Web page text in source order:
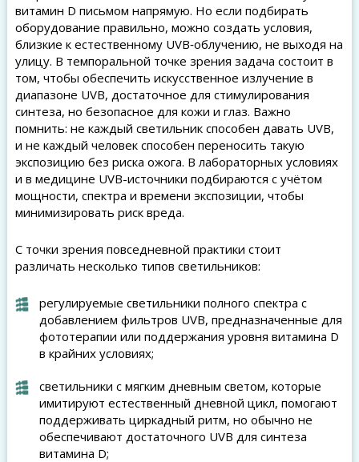
витамин D письмом напрямую. Но если подбирать
оборудование правильно, можно создать условия,
близкие к естественному UVB‑облучению, не выходя на
улицу. В темпоральной точке зрения задача состоит в
том, чтобы обеспечить искусственное излучение в
диапазоне UVB, достаточное для стимулирования
синтеза, но безопасное для кожи и глаз. Важно
помнить: не каждый светильник способен давать UVB,
и не каждый человек способен переносить такую
экспозицию без риска ожога. В лабораторных условиях
и в медицине UVB-источники подбираются с учётом
мощности, спектра и времени экспозиции, чтобы
минимизировать риск вреда.
С точки зрения повседневной практики стоит
различать несколько типов светильников:
регулируемые светильники полного спектра с
добавлением фильтров UVB, предназначенные для
фототерапии или поддержания уровня витамина D
в крайних условиях;
светильники с мягким дневным светом, которые
имитируют естественный дневной цикл, помогают
поддерживать циркадный ритм, но обычно не
обеспечивают достаточного UVB для синтеза
витамина D;